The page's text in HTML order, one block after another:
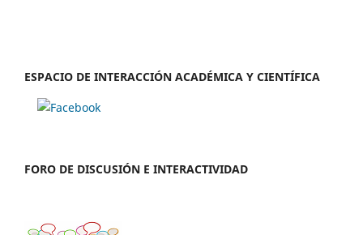
ESPACIO DE INTERACCIÓN ACADÉMICA Y CIENTÍFICA
FORO DE DISCUSIÓN E INTERACTIVIDAD